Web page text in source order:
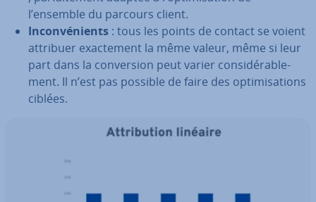
l’ensemble du parcours client.
In­con­vé­nients : tous les points de contact se voient
attribuer exac­te­ment la même valeur, même si leur
part dans la con­ver­sion peut varier con­si­dé­ra­ble­
ment. Il n’est pas possible de faire des op­ti­mi­sa­tions
ciblées.